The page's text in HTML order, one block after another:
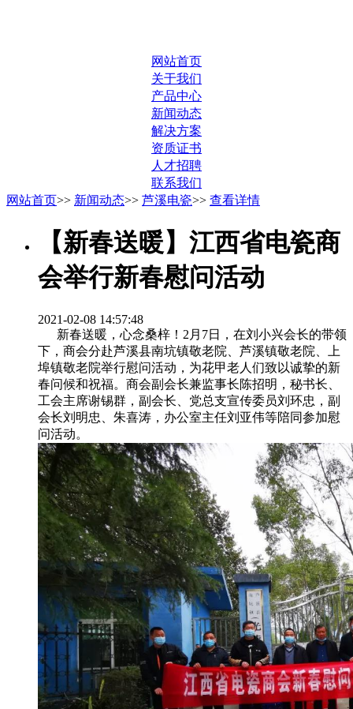
网站首页
关于我们
产品中心
新闻动态
解决方案
资质证书
人才招聘
联系我们
网站首页>> 新闻动态>> 芦溪电瓷>> 查看详情
【新春送暖】江西省电瓷商
会举行新春慰问活动
2021-02-08 14:57:48
新春送暖，心念桑梓！2月7日，在刘小兴会长的带领
下，商会分赴芦溪县南坑镇敬老院、芦溪镇敬老院、上
埠镇敬老院举行慰问活动，为花甲老人们致以诚挚的新
春问候和祝福。商会副会长兼监事长陈招明，秘书长、
工会主席谢锡群，副会长、党总支宣传委员刘环忠，副
会长刘明忠、朱喜涛，办公室主任刘亚伟等陪同参加慰
问活动。